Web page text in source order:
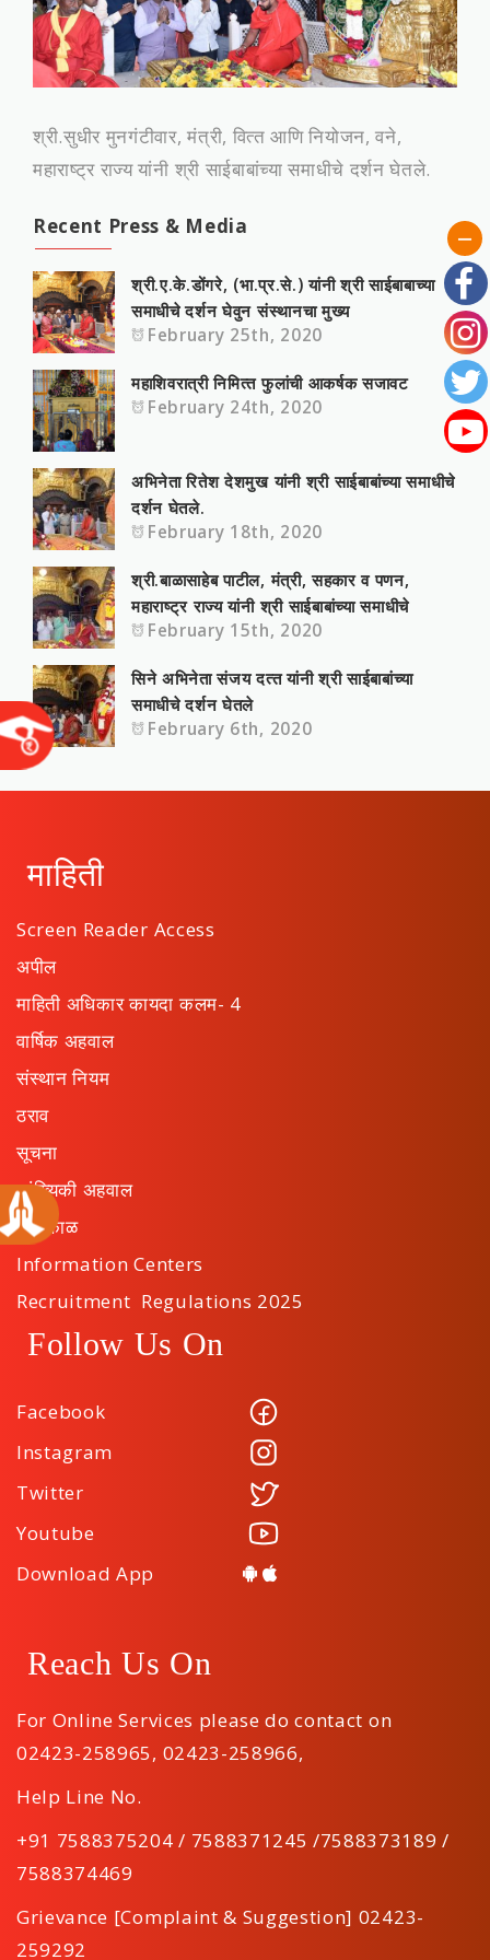
श्री.सुधीर मुनगंटीवार, मंत्री, वित्‍त आणि नियोजन, वने,
महाराष्‍ट्र राज्‍य यांनी श्री साईबाबांच्‍या समाधीचे दर्शन घेतले.
Recent Press & Media
श्री.ए.के.डोंगरे, (भा.प्र.से.) यांनी श्री साईबाबाच्या
समाधीचे दर्शन घेवुन संस्‍थानचा मुख्‍य
February 25th, 2020
महाशिवरात्री निमित्‍त फुलांची आकर्षक सजावट
February 24th, 2020
अभिनेता रितेश देशमुख यांनी श्री साईबाबांच्या समाधीचे
दर्शन घेतले.
February 18th, 2020
श्री.बाळासाहे‍ब पाटील, मंत्री, सहकार व पणन,
महाराष्‍ट्र राज्‍य यांनी श्री साईबाबांच्या समाधीचे
February 15th, 2020
सिने अभिनेता संजय दत्‍त यांनी श्री साईबाबांच्या
समाधीचे दर्शन घेतले
February 6th, 2020
माहिती
Screen Reader Access
अपील
माहिती अधिकार कायदा कलम- 4
वार्षिक अहवाल
संस्थान नियम
ठराव
सूचना
सांख्यिकी अहवाल
कार्यकाळ
Information Centers
Recruitment Regulations 2025
Follow Us On
Facebook
Instagram
Twitter
Youtube
Download App
Reach Us On
For Online Services please do contact on
02423-258965, 02423-258966,
Help Line No.
+91 7588375204 / 7588371245 /7588373189 /
7588374469
Grievance [Complaint & Suggestion] 02423-
259292